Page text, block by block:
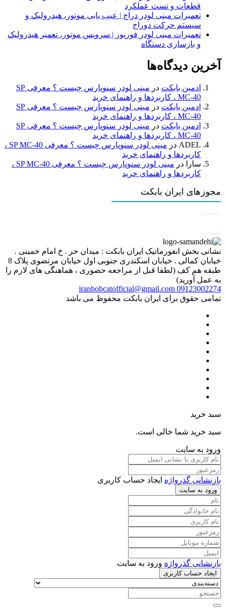
قطعات و تست عملکرد
تعمیرات مینی لودر دراج | عیب یابی موتور، هیدرولیک و
سیستم حرکت دوراج
تعمیرات مینی لودر فوریوز | سرویس موتور، تعمیر هیدرولیک
و بازسازی دستگاه
آخرین دیدگاه‌ها
ادمین بابکت در
مینی لودر سنوپارس چیست ؟ معرفی SP
MC-40 ، کاربردها و راهنمای خرید
ادمین بابکت در
مینی لودر سنوپارس چیست ؟ معرفی SP
MC-40 ، کاربردها و راهنمای خرید
ادمین بابکت در
مینی لودر سنوپارس چیست ؟ معرفی SP
MC-40 ، کاربردها و راهنمای خرید
ADEL در
مینی لودر سنوپارس چیست ؟ معرفی SP MC-40 ،
کاربردها و راهنمای خرید
سارا
در
مینی لودر سنوپارس چیست ؟ معرفی SP MC-40 ،
کاربردها و راهنمای خرید
مجوزهای ایران بابکت
نشانی بخش انفورماتیک ایران بابکت : میدان حر . خ امام خمینی .
خیابان کمالی . خیابان اسکندری جنوبی اول خیابان مرتضوی پلاک 8
طبقه هم کف (لطفا قبل از مراجعه حضوری ، هماهنگی های لازم را
به عمل آورید)
09123002274
iranbobcatofficial@gmail.com
تمامی حقوق برای ایران بابکت محفوظ می باشد
سبد خرید
سبد خرید شما خالی است.
ورود به سایت
بازنشانی گذرواژه ایجاد حساب کاربری
ورود به سایت
بازنشانی گذرواژه ورود به سایت
ایجاد حساب کاربری